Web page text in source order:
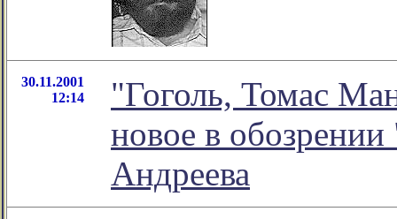
30.11.2001
12:14
"Гоголь, Томас
новое в
Андреева